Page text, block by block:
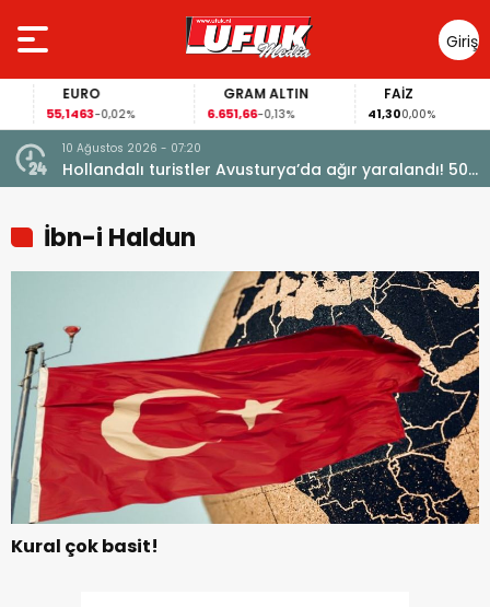
Giriş
Yap
EURO
55,1463-0,02%
GRAM ALTIN
6.651,66-0,13%
FAİZ
41,300,00%
10 Ağustos 2026 - 07:20
Hollandalı turistler Avusturya’da ağır yaralandı! 50
metrelik uçuruma düştü
İbn-i Haldun
Kural çok basit!